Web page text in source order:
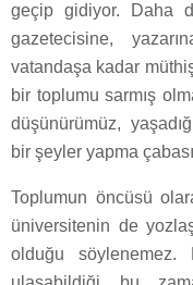
geçip gidiyor. Daha
gazetecisine,
vatandaşa kadar
bir toplumu sarmış
düşünürümüz,
bir şeyler yapma
Toplumun öncüsü
üniversitenin de
olduğu söylenemez.